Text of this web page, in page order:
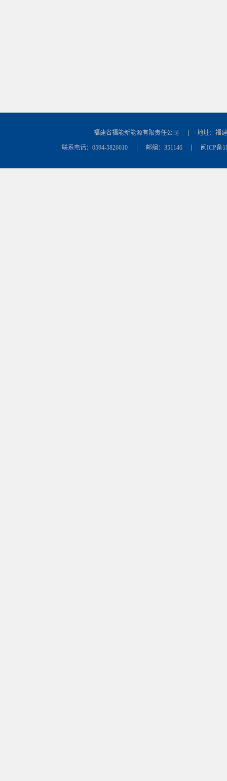
福建省福能新能源有限责任公司 地址：福
联系电话：0594-5826610 邮编：351146 闽ICP备